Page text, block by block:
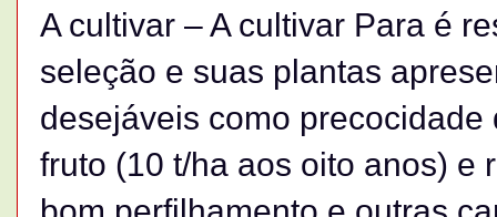
A cultivar – A cultivar Para é
seleção e suas plantas
desejáveis como
fruto (10 t/ha aos oito anos) e